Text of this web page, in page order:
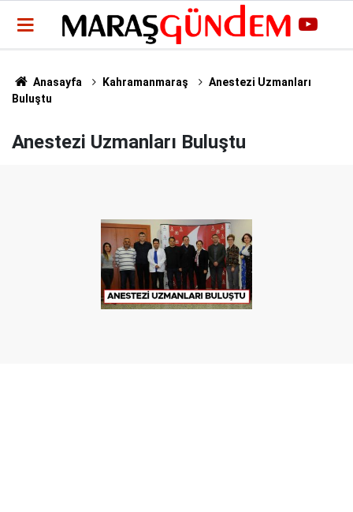
Anasayfa Kahramanmaraş
Anestezi Uzmanları
Buluştu
Anestezi Uzmanları Buluştu